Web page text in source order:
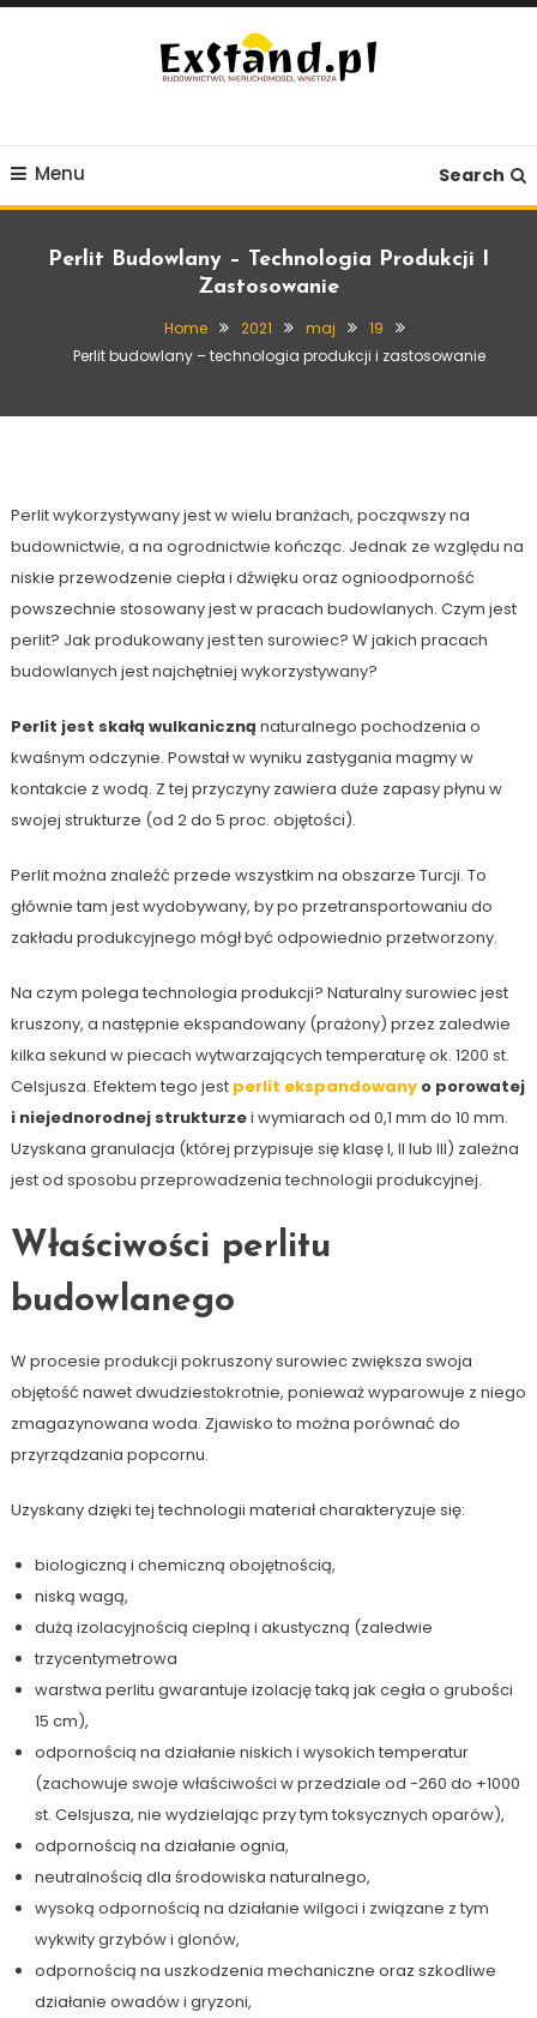
Skip
Menu Search
Perlit Budowlany – Technologia Produkcji I
Zastosowanie
Home 2021 maj
19
Perlit budowlany – technologia produkcji i zastosowanie
19 maja, 2021
Exstand
Perlit wykorzystywany jest w wielu branżach, począwszy na
budownictwie, a na ogrodnictwie kończąc. Jednak ze względu na
niskie przewodzenie ciepła i dźwięku oraz ognioodporność
powszechnie stosowany jest w pracach budowlanych. Czym jest
perlit? Jak produkowany jest ten surowiec? W jakich pracach
budowlanych jest najchętniej wykorzystywany?
Perlit jest skałą wulkaniczną naturalnego pochodzenia o
kwaśnym odczynie. Powstał w wyniku zastygania magmy w
kontakcie z wodą. Z tej przyczyny zawiera duże zapasy płynu w
swojej strukturze (od 2 do 5 proc. objętości).
Perlit można znaleźć przede wszystkim na obszarze Turcji. To
głównie tam jest wydobywany, by po przetransportowaniu do
zakładu produkcyjnego mógł być odpowiednio przetworzony.
Na czym polega technologia produkcji? Naturalny surowiec jest
kruszony, a następnie ekspandowany (prażony) przez zaledwie
kilka sekund w piecach wytwarzających temperaturę ok. 1200 st.
Celsjusza. Efektem tego jest perlit ekspandowanyo porowatej
i niejednorodnej strukturzei wymiarach od 0,1 mm do 10 mm.
Uzyskana granulacja (której przypisuje się klasę I, II lub III) zależna
jest od sposobu przeprowadzenia technologii produkcyjnej.
Właściwości perlitu
budowlanego
W procesie produkcji pokruszony surowiec zwiększa swoja
objętość nawet dwudziestokrotnie, ponieważ wyparowuje z niego
zmagazynowana woda. Zjawisko to można porównać do
przyrządzania popcornu.
Uzyskany dzięki tej technologii materiał charakteryzuje się:
biologiczną i chemiczną obojętnością,
niską wagą,
dużą izolacyjnością cieplną i akustyczną (zaledwie
trzycentymetrowa
warstwa perlitu gwarantuje izolację taką jak cegła o grubości
15 cm),
odpornością na działanie niskich i wysokich temperatur
(zachowuje swoje właściwości w przedziale od -260 do +1000
st. Celsjusza, nie wydzielając przy tym toksycznych oparów),
odpornością na działanie ognia,
neutralnością dla środowiska naturalnego,
wysoką odpornością na działanie wilgoci i związane z tym
wykwity grzybów i glonów,
odpornością na uszkodzenia mechaniczne oraz szkodliwe
działanie owadów i gryzoni,